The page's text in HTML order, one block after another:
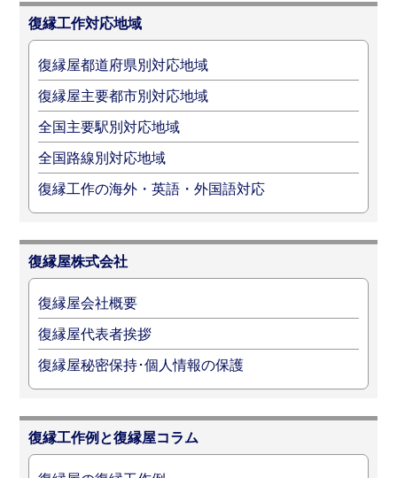
復縁工作対応地域
復縁屋都道府県別対応地域
復縁屋主要都市別対応地域
全国主要駅別対応地域
全国路線別対応地域
復縁工作の海外・英語・外国語対応
復縁屋株式会社
復縁屋会社概要
復縁屋代表者挨拶
復縁屋秘密保持･個人情報の保護
復縁工作例と復縁屋コラム